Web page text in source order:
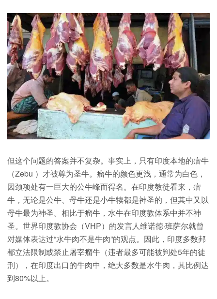
但这个问题的答案并不复杂。事实上，只有印度本地的瘤牛
（Zebu ）才被尊为圣牛。瘤牛的颜色更浅，通常为白色，
因颈项处有一巨大的公牛峰而得名。在印度教徒看来，瘤
牛，无论是公牛、母牛还是小牛犊都是神圣的，但其中又以
母牛最为神圣。相比于瘤牛，水牛在印度教体系中并不神
圣。世界印度教协会（VHP）的发言人维诺德·班萨尔就曾
对媒体表达过“水牛肉不是牛肉”的观点。因此，印度多数邦
都立法限制或禁止屠宰瘤牛（违者最多可能被判处5年的徒
刑），在印度出口的牛肉中，绝大多数是水牛肉，其比例达
到80%以上。